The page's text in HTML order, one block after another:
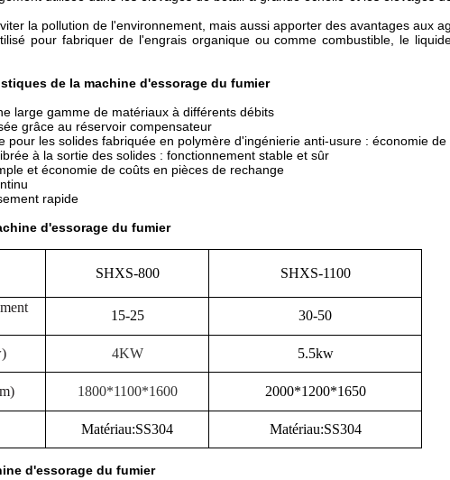
la pollution de l'environnement, mais aussi apporter des avantages aux
pour fabriquer de l'engrais organique ou comme combustible, le
de la machine d'essorage du fumier
large gamme de matériaux à différents débits
grâce au réservoir compensateur
pour les solides fabriquée en polymère d'ingénierie anti-usure : économie
à la sortie des solides : fonctionnement stable et sûr
et économie de coûts en pièces de rechange
rapide
d'essorage du fumier
SHXS-800 SHXS-1100
15-25 30-50
4KW 5.5kw
1800*1100*1600
2000*1200*1650
Matériau:SS304 Matériau:SS304
d'essorage du fumier